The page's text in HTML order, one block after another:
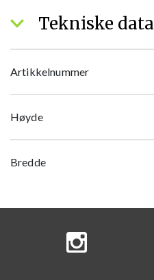
Tekniske data
Artikkelnummer
Høyde
Bredde